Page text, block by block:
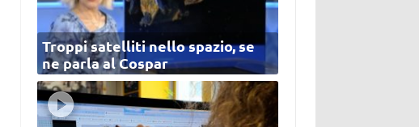
Troppi satelliti nello spazio, se
ne parla al Cospar